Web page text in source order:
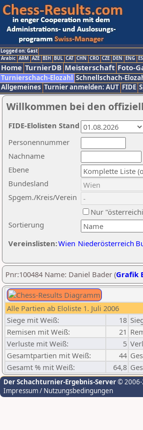
Logged on: Gast
Arabic ARM AZE BIH BUL CAT CHN CRO CZE DEN ENG
Home TurnierDB Meisterschaft Foto-
Turnierschach-Elozahl Schnellschach-
Allgemeines Turnier anmelden: AUT FIDE
Willkommen bei den
Nachname
Ebene
Sortierung
Personennummer
Bundesland
Spgem./Kreis/Verein
Nur
Vereinslisten:Wien Niederösterreich
FIDE-Elolisten Stand
Pnr:100484 Name: Daniel Bader (Grafik
Alle Partien ab Eloliste 1. Juli 2006
Siege mit Weiß:
18
Remisen mit Weiß:
21
Verluste mit Weiß:
5
Gesamtpartien mit Weiß:
44
Gesamt % mit Weiß:
64,8
Der Schachturnier-Ergebnis-Server© 2006-
Impressum / Nutzungsbedingungen